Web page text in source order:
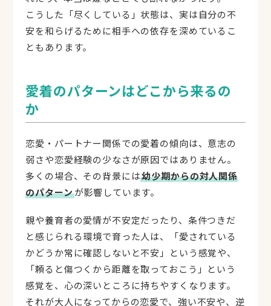
こうした「尽くしている」状態は、実は自分の不
安を和らげるために相手への依存を深めているこ
ともあります。
愛着のパターンはどこから来るの
か
恋愛・パートナー関係での愛着の傾向は、意志の
弱さや恋愛経験の少なさが原因ではありません。
多くの場合、その背景には幼少期からの対人関係
のパターンが影響しています。
親や養育者の愛情が不安定だったり、条件つきだ
と感じられる環境で育った人は、「愛されている
かどうか常に確認しないと不安」という感覚や、
「頼ると傷つくから距離を取っておこう」という
感覚を、心の深いところに持ちやすくなります。
それが大人になってからの恋愛で、強い不安や、逆